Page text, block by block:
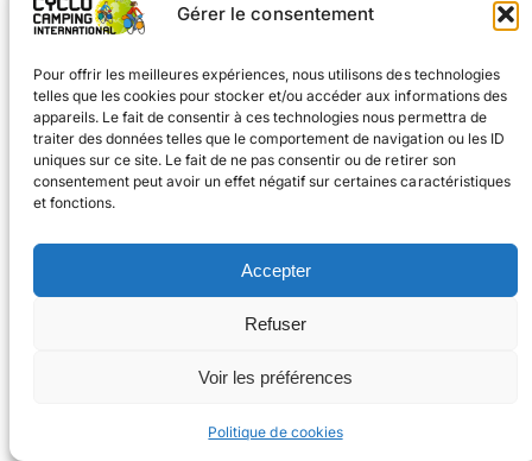
Gérer le consentement
Pour offrir les meilleures expériences, nous utilisons des technologies
telles que les cookies pour stocker et/ou accéder aux informations des
appareils. Le fait de consentir à ces technologies nous permettra de
traiter des données telles que le comportement de navigation ou les ID
uniques sur ce site. Le fait de ne pas consentir ou de retirer son
consentement peut avoir un effet négatif sur certaines caractéristiques
et fonctions.
Accepter
Refuser
Voir les préférences
Politique de cookies
© 2026 Cyclo
Camping International
Cookies Mentions légales